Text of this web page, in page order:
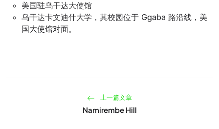
美国驻乌干达大使馆
乌干达卡文迪什大学，其校园位于 Ggaba 路沿线，美
国大使馆对面。
上一篇文章
Namirembe Hill